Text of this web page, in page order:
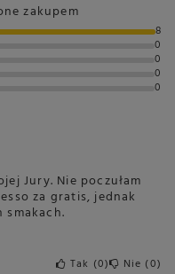
domu
zakupem
8
0
0
0
0
Jury. Nie poczułam
za gratis, jednak
Tak 0 Nie 0